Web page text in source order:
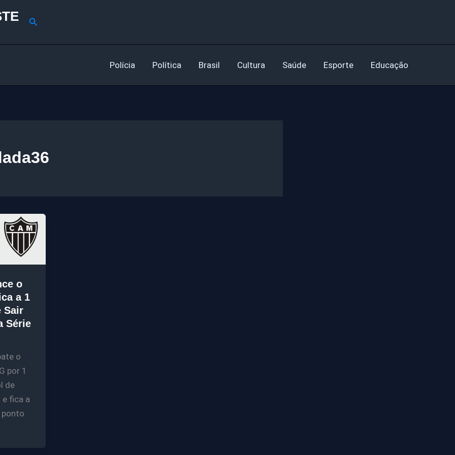
Pesquisar
Polícia Política Brasil Cultura Saúde Esporte Educação
o
a 1
Sair
Série
o
por 1
de
fica a
ponto